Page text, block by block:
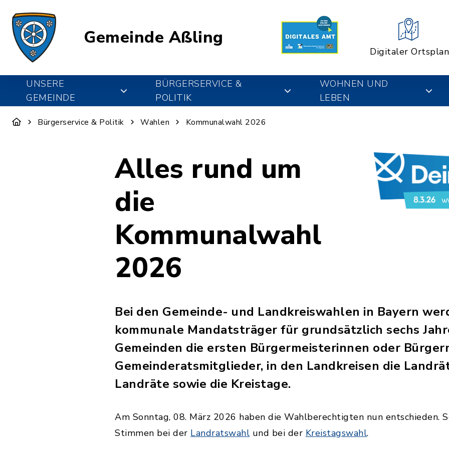
Gemeinde Aßling
Digitaler Ortsplan
UNSERE
GEMEINDE
BÜRGERSERVICE &
POLITIK
WOHNEN UND
LEBEN
Bürgerservice & Politik Wahlen Kommunalwahl 2026
Alles rund um
die
Kommunalwahl
2026
Bei den Gemeinde- und Landkreiswahlen in Bayern
kommunale Mandatsträger für grundsätzlich sechs
Gemeinden die ersten Bürgermeisterinnen oder
Gemeinderatsmitglieder, in den Landkreisen die
Landräte sowie die Kreistage.
Am Sonntag, 08. März 2026 haben die Wahlberechtigten nun entschieden.
Stimmen bei der Landratswahl und bei der Kreistagswahl.